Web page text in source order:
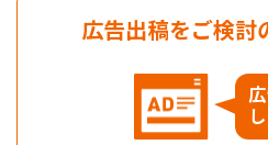
広告出稿をご検討